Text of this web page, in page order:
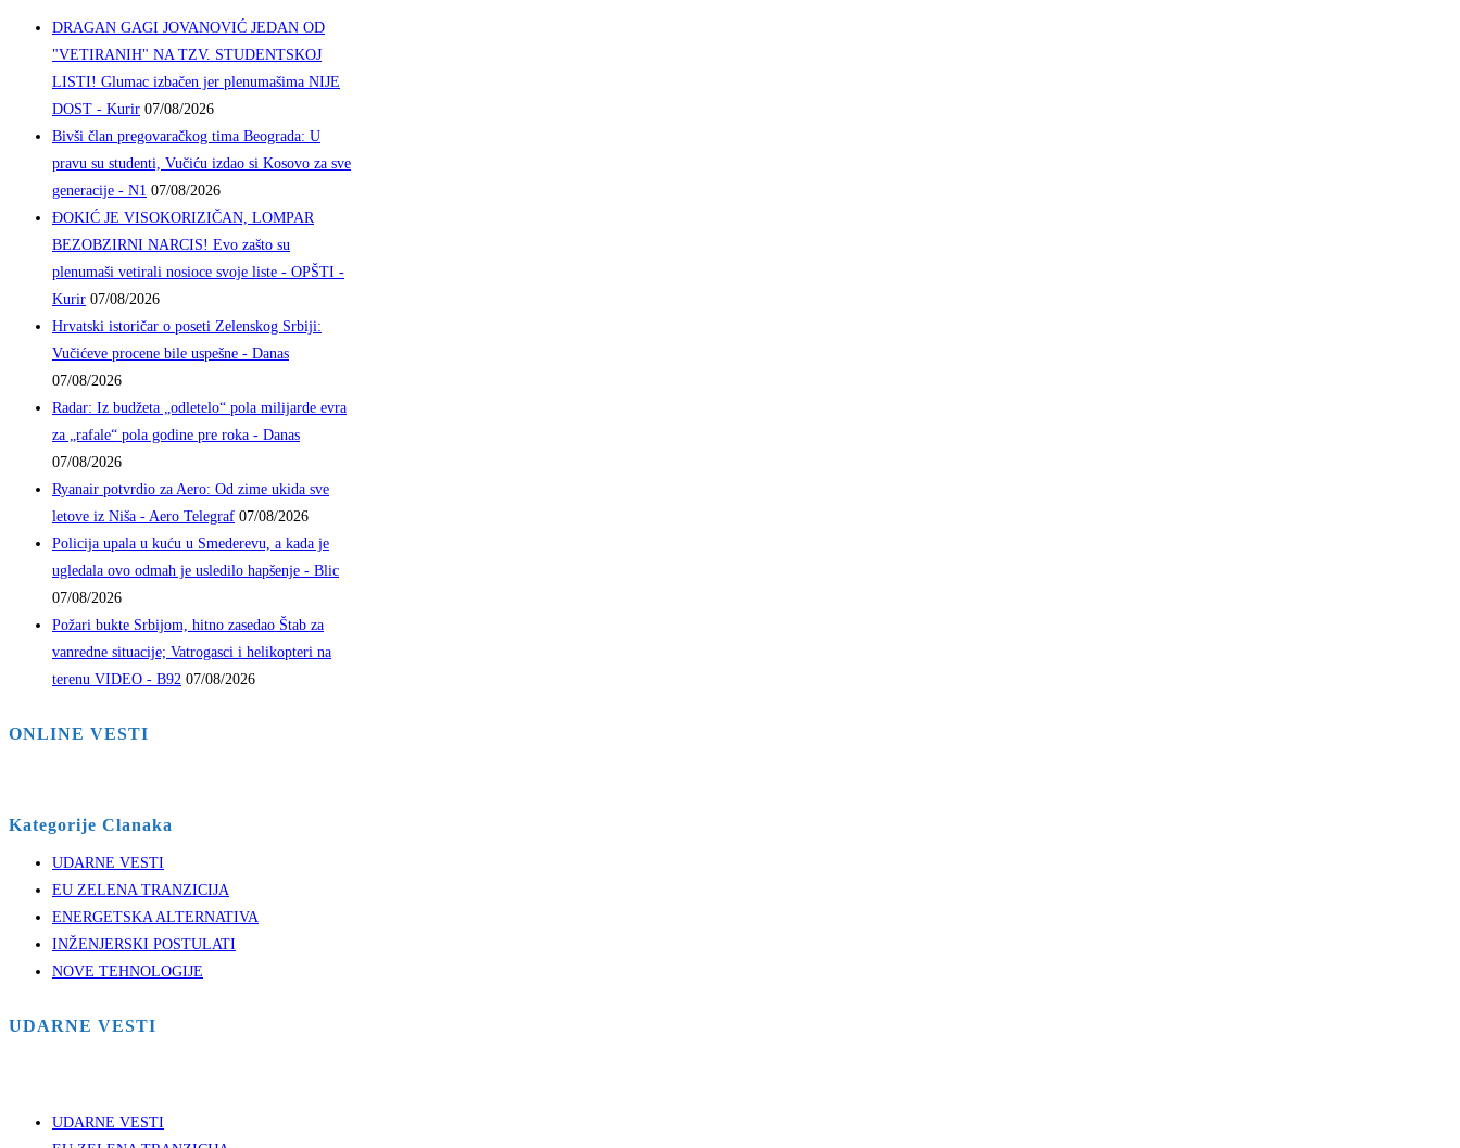
DRAGAN GAGI JOVANOVIĆ JEDAN OD
"VETIRANIH" NA TZV. STUDENTSKOJ
LISTI! Glumac izbačen jer plenumašima NIJE
DOST - Kurir 07/08/2026
Bivši član pregovaračkog tima Beograda: U
pravu su studenti, Vučiću izdao si Kosovo za sve
generacije - N1 07/08/2026
ĐOKIĆ JE VISOKORIZIČAN, LOMPAR
BEZOBZIRNI NARCIS! Evo zašto su
plenumaši vetirali nosioce svoje liste - OPŠTI -
Kurir 07/08/2026
Hrvatski istoričar o poseti Zelenskog Srbiji:
Vučićeve procene bile uspešne - Danas
07/08/2026
Radar: Iz budžeta „odletelo“ pola milijarde evra
za „rafale“ pola godine pre roka - Danas
07/08/2026
Ryanair potvrdio za Aero: Od zime ukida sve
letove iz Niša - Aero Telegraf 07/08/2026
Policija upala u kuću u Smederevu, a kada je
ugledala ovo odmah je usledilo hapšenje - Blic
07/08/2026
Požari bukte Srbijom, hitno zasedao Štab za
vanredne situacije; Vatrogasci i helikopteri na
terenu VIDEO - B92 07/08/2026
ONLINE VESTI
Kategorije Clanaka
UDARNE VESTI
EU ZELENA TRANZICIJA
ENERGETSKA ALTERNATIVA
INŽENJERSKI POSTULATI
NOVE TEHNOLOGIJE
UDARNE VESTI
UDARNE VESTI